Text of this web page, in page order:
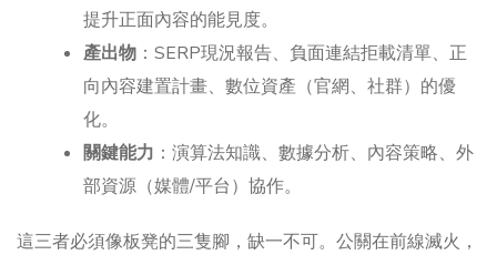
提升正面內容的能見度。
產出物 ：SERP現況報告、負面連結拒載清單、正
向內容建置計畫、數位資產（官網、社群）的優
化。
關鍵能力 ：演算法知識、數據分析、內容策略、外
部資源（媒體/平台）協作。
這三者必須像板凳的三隻腳，缺一不可。公關在前線滅火，